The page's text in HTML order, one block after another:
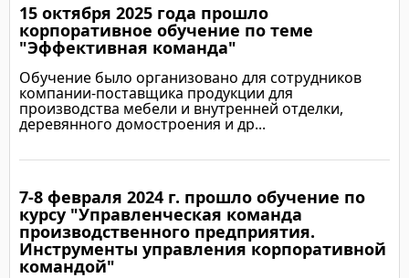
15 октября 2025 года прошло
корпоративное обучение по теме
"Эффективная команда"
Обучение было организовано для сотрудников
компании-поставщика продукции для
производства мебели и внутренней отделки,
деревянного домостроения и др...
Подробнее
7-8 февраля 2024 г. прошло обучение по
курсу "Управленческая команда
производственного предприятия.
Инструменты управления корпоративной
командой"